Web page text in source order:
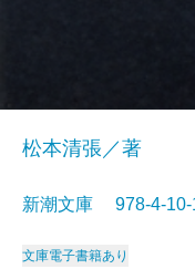
松本清張／著
新潮文庫 978-4-
文庫電子書籍あり